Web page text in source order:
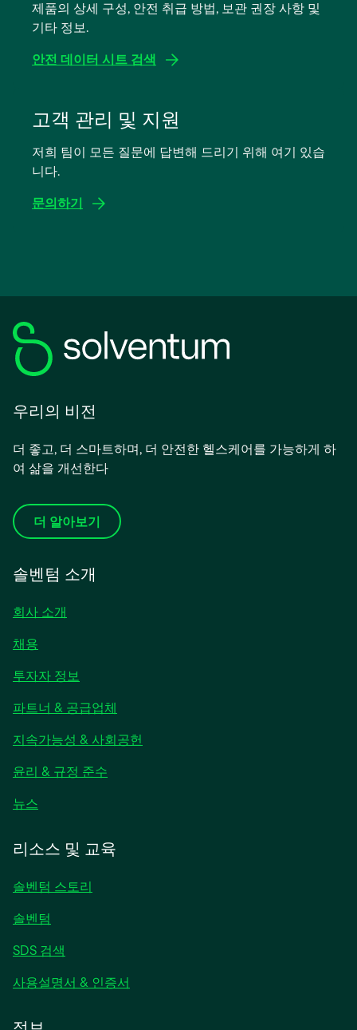
제품의 상세 구성, 안전 취급 방법, 보관 권장 사항 및
기타 정보.
안전 데이터 시트 검색
고객 관리 및 지원
저희 팀이 모든 질문에 답변해 드리기 위해 여기 있습
니다.
문의하기
우리의 비전
더 좋고, 더 스마트하며, 더 안전한 헬스케어를 가능하게 하
여 삶을 개선한다
더 알아보기
솔벤텀 소개
회사 소개
채용
투자자 정보
에
서
림
파트너 & 공급업체
지속가능성 & 사회공헌
윤리 & 규정 준수
뉴스
에
열
리소스 및 교육
솔벤텀 스토리
솔벤텀
SDS 검색
사용설명서 & 인증서